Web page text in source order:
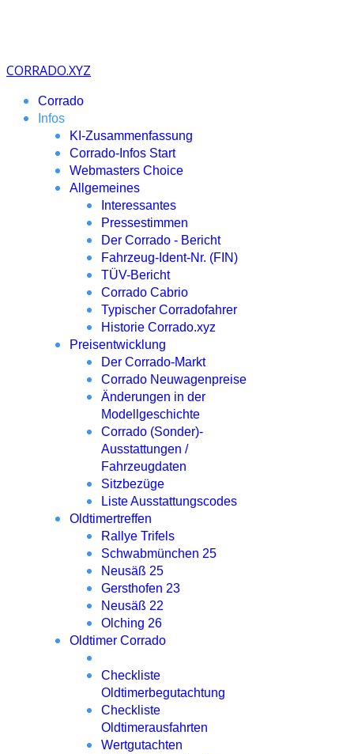
CORRADO.XYZ
Corrado
Infos
KI-Zusammenfassung
Corrado-Infos Start
Webmasters Choice
Allgemeines
Interessantes
Pressestimmen
Der Corrado - Bericht
Fahrzeug-Ident-Nr. (FIN)
TÜV-Bericht
Corrado Cabrio
Typischer Corradofahrer
Historie Corrado.xyz
Preisentwicklung
Der Corrado-Markt
Corrado Neuwagenpreise
Änderungen in der
Modellgeschichte
Corrado (Sonder)-
Ausstattungen /
Fahrzeugdaten
Sitzbezüge
Liste Ausstattungscodes
Oldtimertreffen
Rallye Trifels
Schwabmünchen 25
Neusäß 25
Gersthofen 23
Neusäß 22
Olching 26
Oldtimer Corrado
Checkliste
Oldtimerbegutachtung
Checkliste
Oldtimerausfahrten
Wertgutachten